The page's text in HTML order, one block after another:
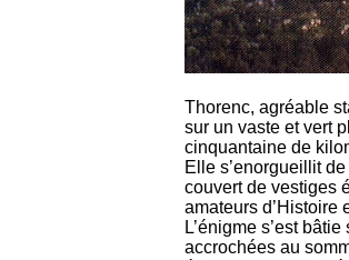
Thorenc, agréable
sur un vaste et vert
cinquantaine de
Elle s’enorgueillit
couvert de vestiges
amateurs d’Histoire
L’énigme s’est
accrochées au